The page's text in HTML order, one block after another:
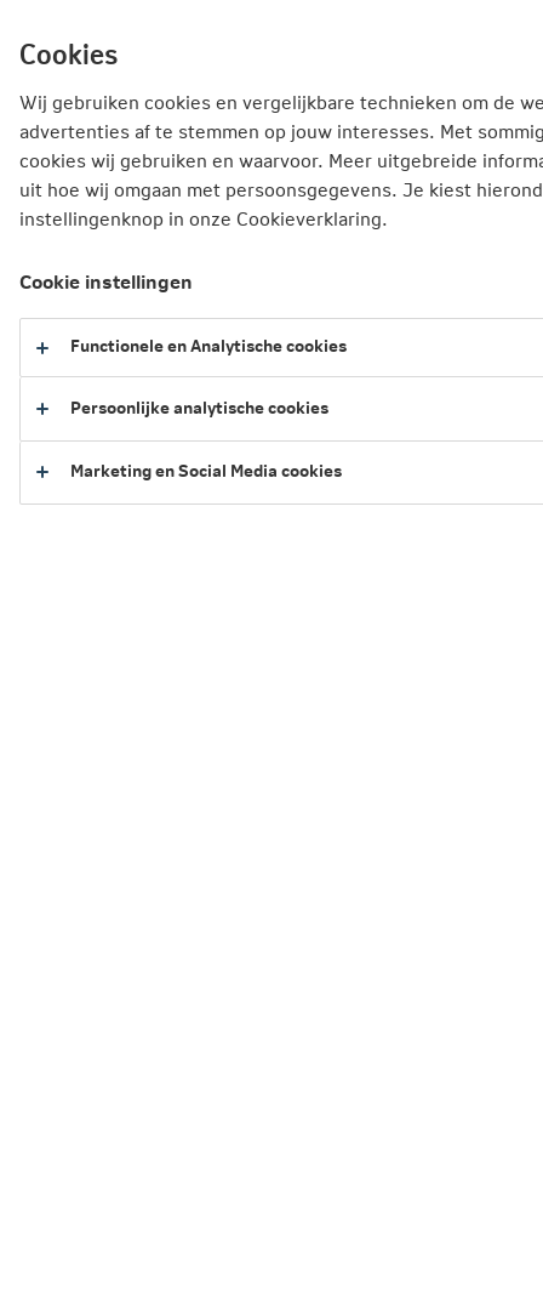
direct
naar
Fondsen en Koersen
Koersen en fondsinformatie Persoonlijke Pensioenuitkering
Index Mix Fund - I
Cookies
Wij gebruiken cookies en vergelijkbare technieken om de
advertenties af te stemmen op jouw interesses. Met
cookies wij gebruiken en waarvoor. Meer uitgebreide
uit hoe wij omgaan met persoonsgegevens. Je kiest
instellingenknop in onze Cookieverklaring.
Cookie instellingen
Functionele en Analytische cookies
Persoonlijke analytische cookies
Marketing en Social Media cookies